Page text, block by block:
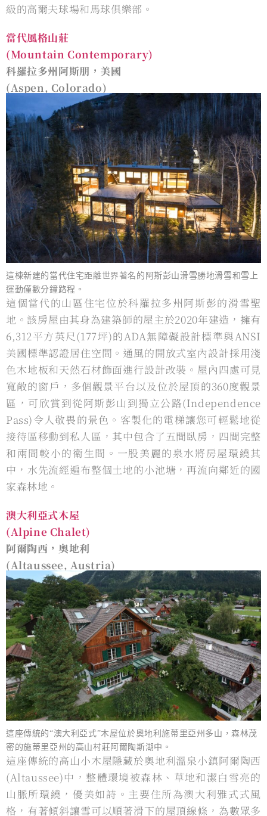
級的高爾夫球場和馬球俱樂部。
當代風格山莊
(Mountain Contemporary)
科羅拉多州阿斯朋，美國
(Aspen, Colorado)
這棟新建的當代住宅距離世界著名的阿斯彭山滑雪勝地滑雪和雪上
運動僅數分鐘路程。
這個當代的山區住宅位於科羅拉多州阿斯彭的滑雪聖
地。該房屋由其身為建築師的屋主於2020年建造，擁有
6,312平⽅英尺(177坪)的ADA無障礙設計標準與ANSI
美國標準認證居住空間。通風的開放式室內設計採用淺
色木地板和天然石材飾面進⾏設計改裝。屋內四處可見
寬敞的窗戶，多個觀景平台以及位於屋頂的360度觀景
區，可欣賞到從阿斯彭山到獨立公路(Independence
Pass)令⼈敬畏的景色。客製化的電梯讓您可輕鬆地從
接待區移動到私⼈區，其中包含了五間臥房，四間完整
和兩間較⼩的衛⽣間。⼀股美麗的泉水將房屋環繞其
中，水先流經遍布整個土地的⼩池塘，再流向鄰近的國
家森林地。
澳⼤利亞式⽊屋
(Alpine Chalet)
阿爾陶西，奧地利
(Altaussee, Austria)
這座傳統的“澳⼤利亞式”木屋位於奧地利施蒂里亞州多山，森林茂
密的施蒂里亞州的高山村莊阿爾陶斯湖中。
這座傳統的高山⼩木屋隱藏於奧地利溫泉⼩鎮阿爾陶西
(Altaussee)中，整體環境被森林、草地和潔白雪亮的
山脈所環繞，優美如詩。主要住所為澳⼤利雅式式風
格，有著傾斜讓雪可以順著滑下的屋頂線條，為數眾多